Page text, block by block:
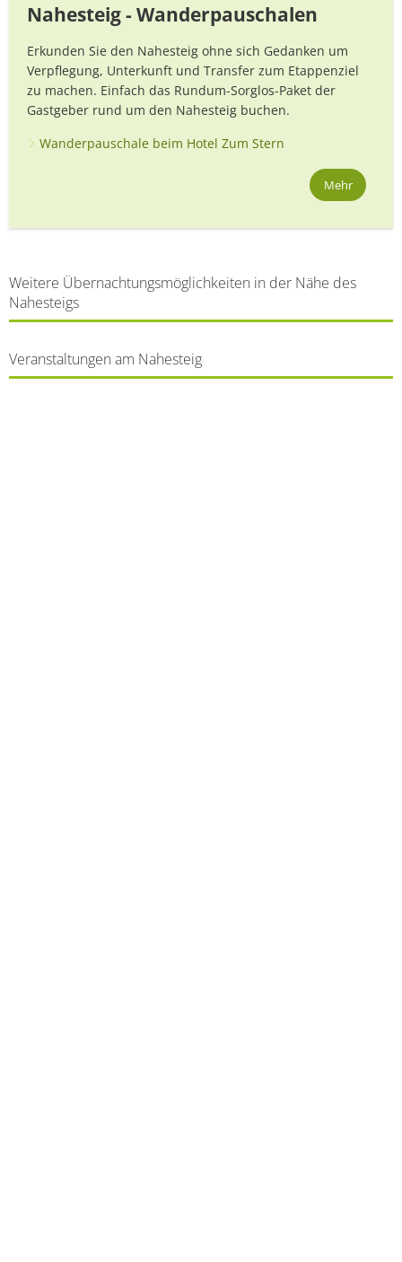
Nahesteig - Wanderpauschalen
Erkunden Sie den Nahesteig ohne sich Gedanken um
Verpflegung, Unterkunft und Transfer zum Etappenziel
zu machen. Einfach das Rundum-Sorglos-Paket der
Gastgeber rund um den Nahesteig buchen.
Wanderpauschale beim Hotel Zum Stern
Mehr
Weitere Übernachtungsmöglichkeiten in der Nähe des
Nahesteigs
Veranstaltungen am Nahesteig